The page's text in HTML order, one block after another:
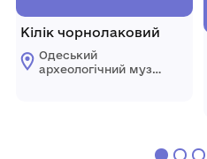
Кілік чорнолаковий
Одеський
археологічний музей